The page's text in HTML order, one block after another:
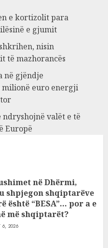
e kortizolit para
e gjumit
nisin
të mazhorancës
në gjëndje
milionë euro energji
ndryshojnë valët e të
Europë
në Dhërmi,
shpjegon shqiptarëve
është “BESA”… por a e
më shqiptarët?
6, 2026